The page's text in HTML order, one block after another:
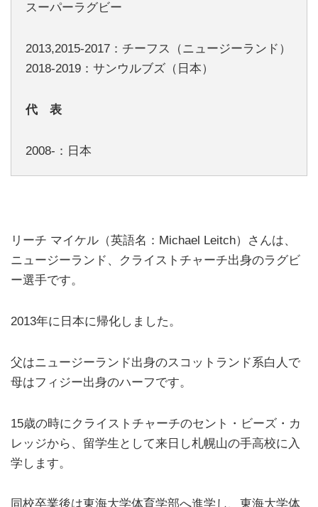
スーパーラグビー
2013,2015-2017：チーフス（ニュージーランド）
2018-2019：サンウルブズ（日本）
代 表
2008-：日本
リーチ マイケル（英語名：Michael Leitch）さんは、
ニュージーランド、クライストチャーチ出身のラグビ
ー選手です。
2013年に日本に帰化しました。
父はニュージーランド出身のスコットランド系白人で
母はフィジー出身のハーフです。
15歳の時にクライストチャーチのセント・ビーズ・カ
レッジから、留学生として来日し札幌山の手高校に入
学します。
同校卒業後は東海大学体育学部へ進学し、東海大学体